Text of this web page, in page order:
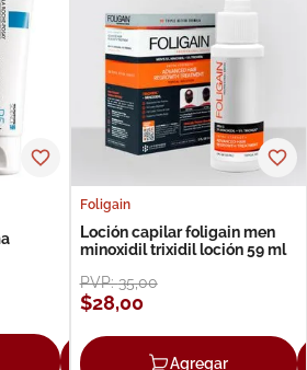
Agregar
Foligain
Loción capilar foligain men
minoxidil trixidil loción 59 ml
PVP:35,00
$28,00
Agregar